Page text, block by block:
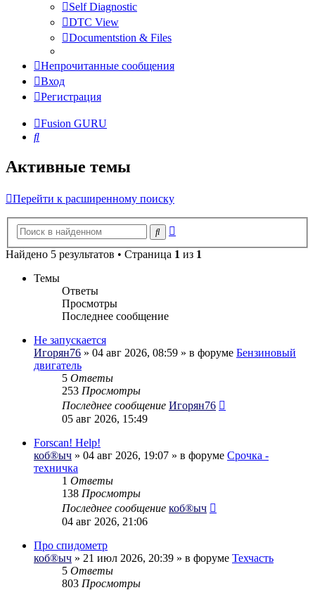
Self Diagnostic
DTC View
Documentstion & Files
Непрочитанные сообщения
Вход
Регистрация
Fusion GURU
Поиск
Активные темы
Перейти к расширенному поиску
Поиск
Найдено 5 результатов • Страница 1 из 1
Темы
Ответы
Просмотры
Последнее сообщение
Не запускается
Игорян76 » 04 авг 2026, 08:59 » в форуме Бензиновый
двигатель
5 Ответы
253 Просмотры
Последнее сообщение Игорян76
05 авг 2026, 15:49
Forscan! Help!
коб®ыч » 04 авг 2026, 19:07 » в форуме Срочка -
техничка
1 Ответы
138 Просмотры
Последнее сообщение коб®ыч
04 авг 2026, 21:06
Про спидометр
коб®ыч » 21 июл 2026, 20:39 » в форуме Техчасть
5 Ответы
803 Просмотры